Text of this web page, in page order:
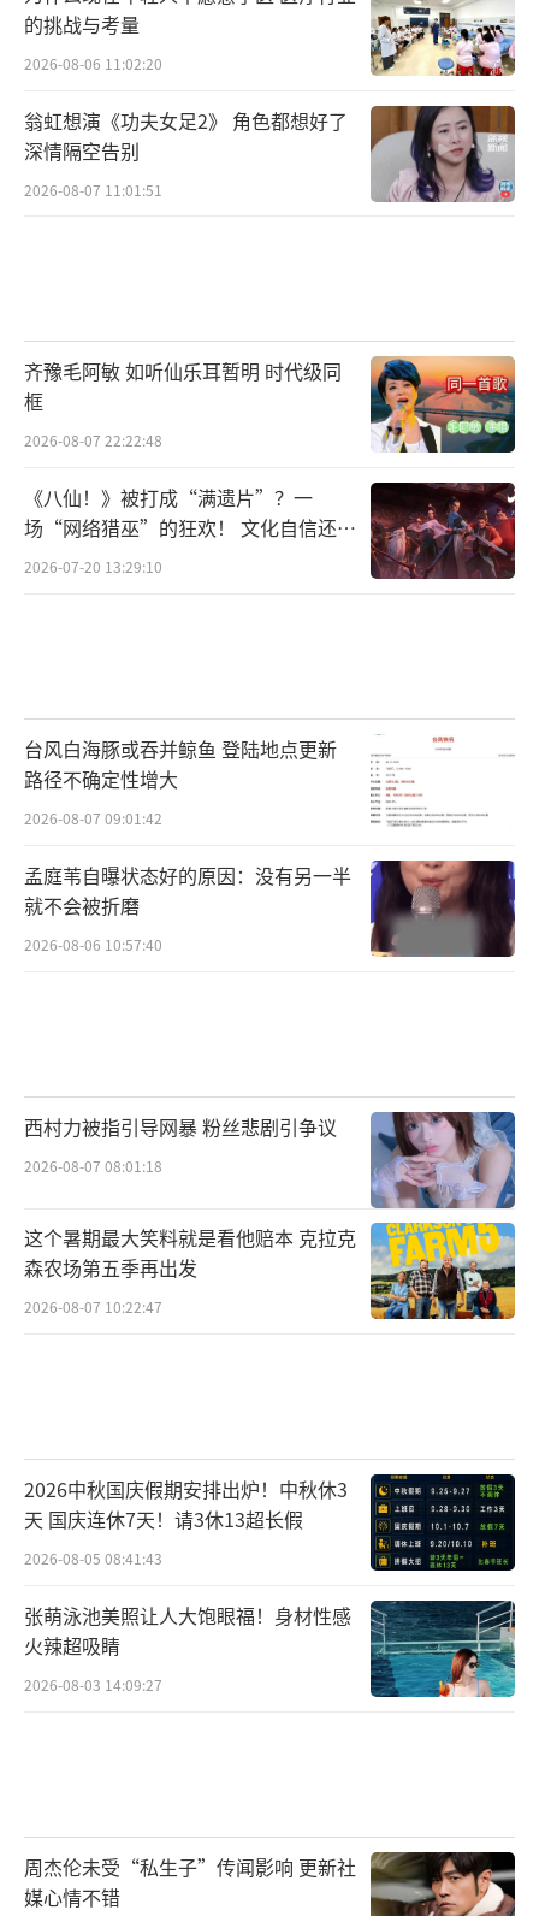
的挑战与考量
2026-08-06 11:02:20
翁虹想演《功夫女足2》 角色都想好了
深情隔空告别
2026-08-07 11:01:51
齐豫毛阿敏 如听仙乐耳暂明 时代级同
框
2026-08-07 22:22:48
《八仙！》被打成“满遗片”？一
场“网络猎巫”的狂欢！ 文化自信还是
焦虑？
2026-07-20 13:29:10
台风白海豚或吞并鲸鱼 登陆地点更新
路径不确定性增大
2026-08-07 09:01:42
孟庭苇自曝状态好的原因：没有另一半
就不会被折磨
2026-08-06 10:57:40
西村力被指引导网暴 粉丝悲剧引争议
2026-08-07 08:01:18
这个暑期最大笑料就是看他赔本 克拉克
森农场第五季再出发
2026-08-07 10:22:47
2026中秋国庆假期安排出炉！中秋休3
天 国庆连休7天！请3休13超长假
2026-08-05 08:41:43
张萌泳池美照让人大饱眼福！身材性感
火辣超吸睛
2026-08-03 14:09:27
周杰伦未受“私生子”传闻影响 更新社
媒心情不错